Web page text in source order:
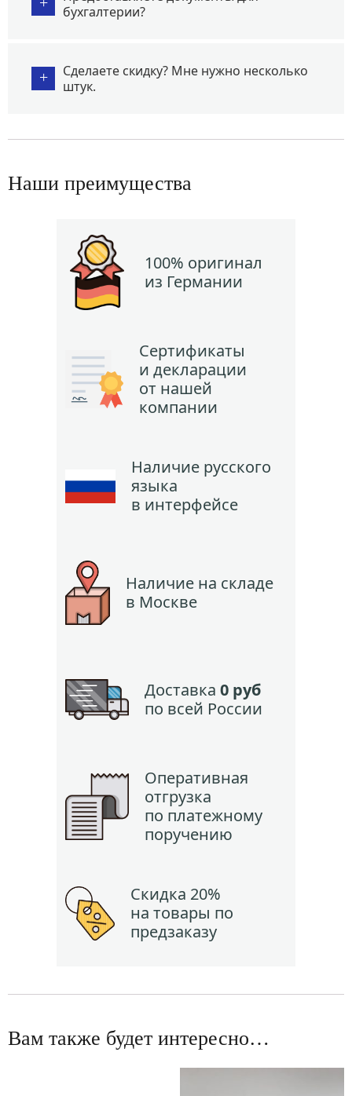
бухгалтерии?
+
Сделаете скидку? Мне нужно несколько
штук.
Наши преимущества
100% оригинал
из Германии
Сертификаты
и декларации
от нашей
компании
Наличие русского
языка
в интерфейсе
Наличие на складе
в Москве
Доставка 0 руб
по всей России
Оперативная
отгрузка
по платежному
поручению
Скидка 20%
на товары по
предзаказу
Вам также будет интересно…